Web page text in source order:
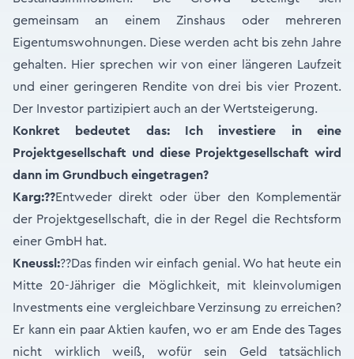
gemeinsam an einem Zinshaus oder mehreren
Eigentumswohnungen. Diese werden acht bis zehn Jahre
gehalten. Hier sprechen wir von einer längeren Laufzeit
und einer geringeren Rendite von drei bis vier Prozent.
Der Investor partizipiert auch an der Wertsteigerung.
Konkret bedeutet das: Ich investiere in eine
Projektgesellschaft und diese Projektgesellschaft wird
dann im Grundbuch eingetragen?
Karg:??Entweder direkt oder über den Komplementär
der Projektgesellschaft, die in der Regel die Rechtsform
einer GmbH hat.
Kneussl:??Das finden wir einfach genial. Wo hat heute ein
Mitte 20-Jähriger die Möglichkeit, mit kleinvolumigen
Investments eine vergleichbare Verzinsung zu erreichen?
Er kann ein paar Aktien kaufen, wo er am Ende des Tages
nicht wirklich weiß, wofür sein Geld tatsächlich